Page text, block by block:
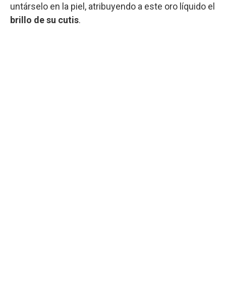
untárselo en la piel, atribuyendo a este oro líquido el
brillo de su cutis.